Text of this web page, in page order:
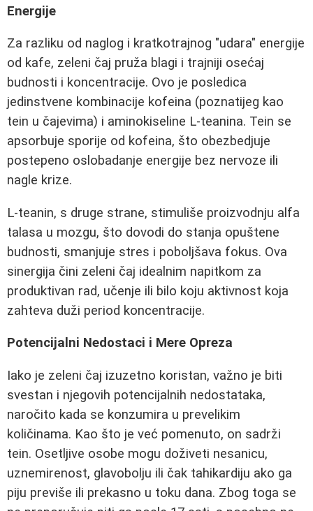
Energije
Za razliku od naglog i kratkotrajnog "udara" energije
od kafe, zeleni čaj pruža blagi i trajniji osećaj
budnosti i koncentracije. Ovo je posledica
jedinstvene kombinacije kofeina (poznatijeg kao
tein u čajevima) i aminokiseline L-teanina. Tein se
apsorbuje sporije od kofeina, što obezbedjuje
postepeno oslobadanje energije bez nervoze ili
nagle krize.
L-teanin, s druge strane, stimuliše proizvodnju alfa
talasa u mozgu, što dovodi do stanja opuštene
budnosti, smanjuje stres i poboljšava fokus. Ova
sinergija čini zeleni čaj idealnim napitkom za
produktivan rad, učenje ili bilo koju aktivnost koja
zahteva duži period koncentracije.
Potencijalni Nedostaci i Mere Opreza
Iako je zeleni čaj izuzetno koristan, važno je biti
svestan i njegovih potencijalnih nedostataka,
naročito kada se konzumira u prevelikim
količinama. Kao što je već pomenuto, on sadrži
tein. Osetljive osobe mogu doživeti nesanicu,
uznemirenost, glavobolju ili čak tahikardiju ako ga
piju previše ili prekasno u toku dana. Zbog toga se